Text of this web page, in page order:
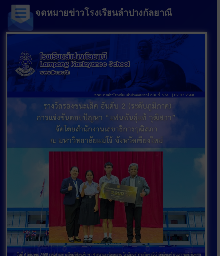
จดหมายข่าวโรงเรียนลำปางกัลยาณี